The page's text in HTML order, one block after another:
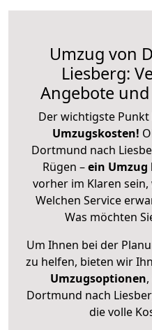
Umzug von
Liesberg:
Angebote und
Der wichtigste
Umzugskosten!
Dortmund nach
Rügen –ein Umzug
vorher im Klaren
Welchen Service
Was möchten
Um Ihnen bei der
zu helfen, bieten wir
Umzugsoptionen
Dortmund nach
die volle